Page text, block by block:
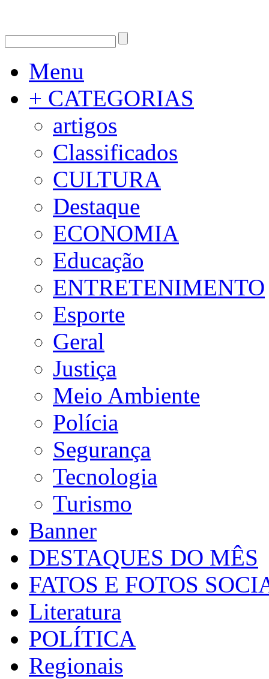
Menu
+ CATEGORIAS
artigos
Classificados
CULTURA
Destaque
ECONOMIA
Educação
ENTRETENIMENTO
Esporte
Geral
Justiça
Meio Ambiente
Polícia
Segurança
Tecnologia
Turismo
Banner
DESTAQUES DO MÊS
FATOS E FOTOS
Literatura
POLÍTICA
Regionais